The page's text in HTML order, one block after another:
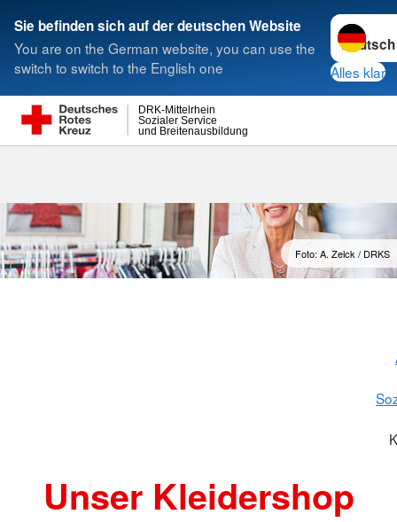
Sie befinden sich auf der deutschen Website
You are on the German website, you can use the
switch to switch to the English one
Sprache
Alles klar
und Breitenausbildung
Sozialer Service
DRK-Mittelrhein
Suche
Foto: A. Zelck / DRKS
Unser Kleidershop